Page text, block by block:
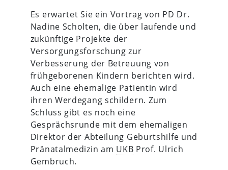
Es erwartet Sie ein Vortrag von PD Dr.
Nadine Scholten, die über laufende und
zukünftige Projekte der
Versorgungsforschung zur
Verbesserung der Betreuung von
frühgeborenen Kindern berichten wird.
Auch eine ehemalige Patientin wird
ihren Werdegang schildern. Zum
Schluss gibt es noch eine
Gesprächsrunde mit dem ehemaligen
Direktor der Abteilung Geburtshilfe und
Pränatalmedizin am UKB Prof. Ulrich
Gembruch.